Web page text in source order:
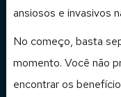
ansiosos e invasivos
No começo, basta
momento. Você não
encontrar os